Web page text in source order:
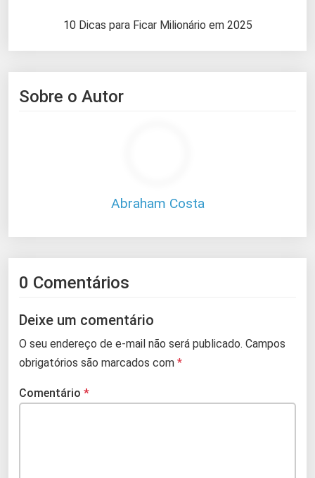
10 Dicas para Ficar Milionário em 2025
Sobre o Autor
Abraham Costa
0 Comentários
Deixe um comentário
O seu endereço de e-mail não será publicado. Campos
obrigatórios são marcados com *
Comentário *